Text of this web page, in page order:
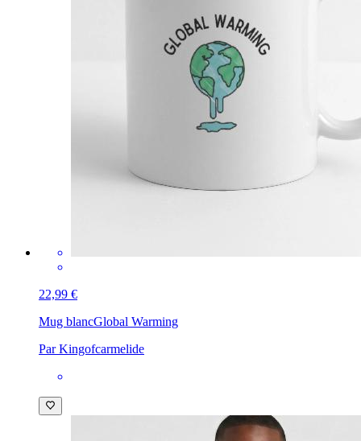
22,99 €
Mug blancGlobal Warming
Par Kingofcarmelide